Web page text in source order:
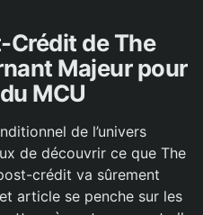
Crédit de The
Majeur pour
MCU
de l’univers
de découvrir ce que The
crédit va sûrement
article se penche sur les